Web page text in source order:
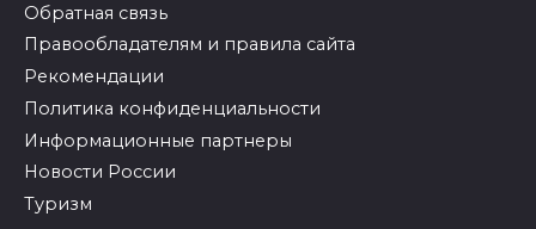
Обратная связь
Правообладателям и правила сайта
Рекомендации
Политика конфиденциальности
Информационные партнеры
Новости России
Туризм